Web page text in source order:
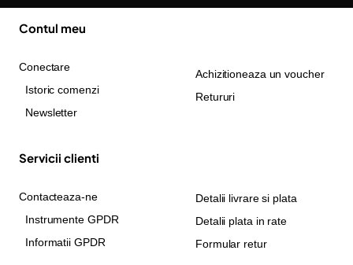
Contul meu
Conectare
Istoric comenzi
Newsletter
Achizitioneaza un voucher
Retururi
Servicii clienti
Contacteaza-ne
Instrumente GPDR
Informatii GPDR
Detalii livrare si plata
Detalii plata in rate
Formular retur